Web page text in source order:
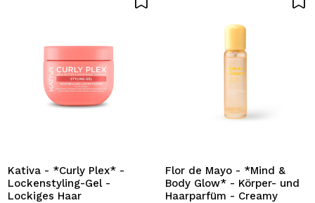
Kativa - *Curly Plex* -
Lockenstyling-Gel -
Lockiges Haar
Flor de Mayo - *Mind &
Body Glow* - Körper- und
Haarparfüm - Creamy